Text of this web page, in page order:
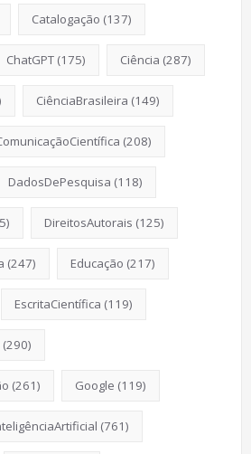
Catalogação (137)
ChatGPT(175) Ciência (287)
CiênciaBrasileira (149)
(208)
DadosDePesquisa (118)
DireitosAutorais (125)
(247) Educação (217)
EscritaCientífica (119)
(290)
(261) Google (119)
(761)